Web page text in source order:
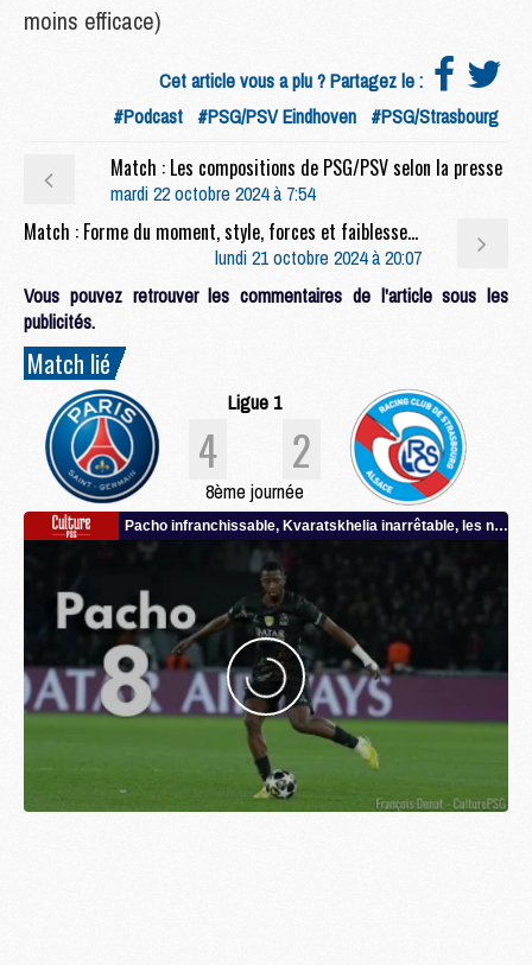
moins efficace)
Cet article vous a plu ? Partagez le :
#Podcast #PSG/PSV Eindhoven #PSG/Strasbourg
Match : Les compositions de PSG/PSV selon la presse
mardi 22 octobre 2024 à 7:54
Match : Forme du moment, style, forces et faiblesses, 7 questions à un fan du PSV avant de jouer le PSG
lundi 21 octobre 2024 à 20:07
Vous pouvez retrouver les commentaires de l'article sous les
publicités.
Match lié
Ligue 1
4 2
8ème journée